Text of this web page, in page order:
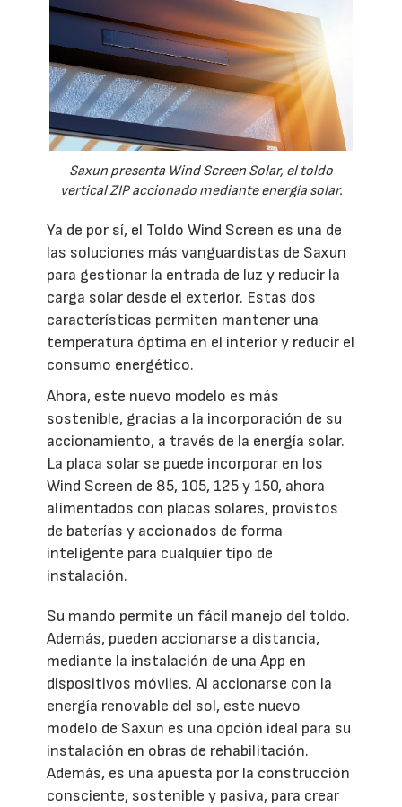
Saxun presenta Wind Screen Solar, el toldo
vertical ZIP accionado mediante energía solar.
Ya de por sí, el Toldo Wind Screen es una de
las soluciones más vanguardistas de Saxun
para gestionar la entrada de luz y reducir la
carga solar desde el exterior. Estas dos
características permiten mantener una
temperatura óptima en el interior y reducir el
consumo energético.
Ahora, este nuevo modelo es más
sostenible, gracias a la incorporación de su
accionamiento, a través de la energía solar.
La placa solar se puede incorporar en los
Wind Screen de 85, 105, 125 y 150, ahora
alimentados con placas solares, provistos
de baterías y accionados de forma
inteligente para cualquier tipo de
instalación.
Su mando permite un fácil manejo del toldo.
Además, pueden accionarse a distancia,
mediante la instalación de una App en
dispositivos móviles. Al accionarse con la
energía renovable del sol, este nuevo
modelo de Saxun es una opción ideal para su
instalación en obras de rehabilitación.
Además, es una apuesta por la construcción
consciente, sostenible y pasiva, para crear